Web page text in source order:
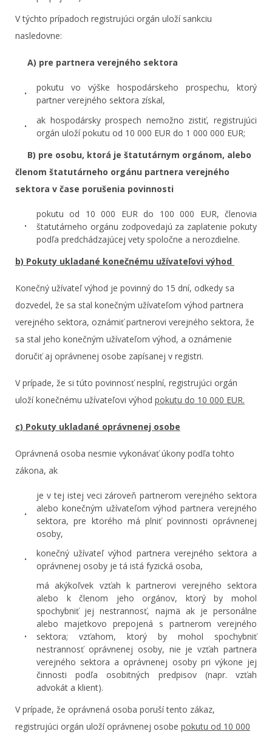
V týchto prípadoch registrujúci orgán uloží sankciu
nasledovne:
A) pre partnera verejného sektora
pokutu vo výške hospodárskeho prospechu, ktorý
partner verejného sektora získal,
ak hospodársky prospech nemožno zistiť, registrujúci
orgán uloží pokutu od 10 000 EUR do 1 000 000 EUR;
B) pre osobu, ktorá je štatutárnym orgánom, alebo
členom štatutárneho orgánu partnera verejného
sektora v čase porušenia povinnosti
pokutu od 10 000 EUR do 100 000 EUR, členovia
štatutárneho orgánu zodpovedajú za zaplatenie pokuty
podľa predchádzajúcej vety spoločne a nerozdielne.
b) Pokuty ukladané konečnému užívateľovi výhod
Konečný užívateľ výhod je povinný do 15 dní, odkedy sa
dozvedel, že sa stal konečným užívateľom výhod partnera
verejného sektora, oznámiť partnerovi verejného sektora, že
sa stal jeho konečným užívateľom výhod, a oznámenie
doručiť aj oprávnenej osobe zapísanej v registri.
V prípade, že si túto povinnosť nesplní, registrujúci orgán
uloží konečnému užívateľovi výhod pokutu do 10 000 EUR.
c) Pokuty ukladané oprávnenej osobe
Oprávnená osoba nesmie vykonávať úkony podľa tohto
zákona, ak
je v tej istej veci zároveň partnerom verejného sektora
alebo konečným užívateľom výhod partnera verejného
sektora, pre ktorého má plniť povinnosti oprávnenej
osoby,
konečný užívateľ výhod partnera verejného sektora a
oprávnenej osoby je tá istá fyzická osoba,
má akýkoľvek vzťah k partnerovi verejného sektora
alebo k členom jeho orgánov, ktorý by mohol
spochybniť jej nestrannosť, najmä ak je personálne
alebo majetkovo prepojená s partnerom verejného
sektora; vzťahom, ktorý by mohol spochybniť
nestrannosť oprávnenej osoby, nie je vzťah partnera
verejného sektora a oprávnenej osoby pri výkone jej
činnosti podľa osobitných predpisov (napr. vzťah
advokát a klient).
V prípade, že oprávnená osoba poruší tento zákaz,
registrujúci orgán uloží oprávnenej osobe pokutu od 10 000